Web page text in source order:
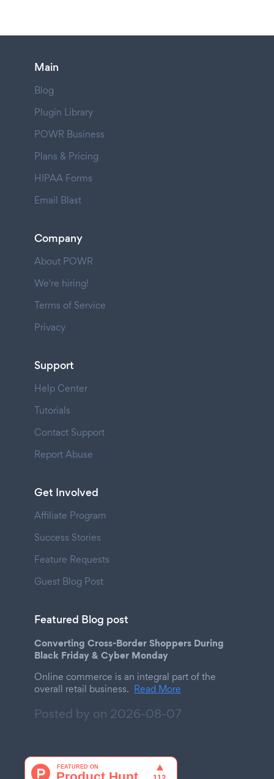
Main
Blog
Plugin Library
POWR Business
Plans & Pricing
HIPAA Forms
Email Blast
Company
About POWR
We're hiring!
Terms of Service
Privacy
Support
Help Center
Tutorials
Contact Support
Report Abuse
Get Involved
Affiliate Program
Success Stories
Feature Requests
Guest Blog Post
Featured Blog post
Converting Cross-Border Shoppers During
Black Friday & Cyber Monday
Online commerce is an integral part of the
overall retail business. Read More
Posted by on 2026-08-07